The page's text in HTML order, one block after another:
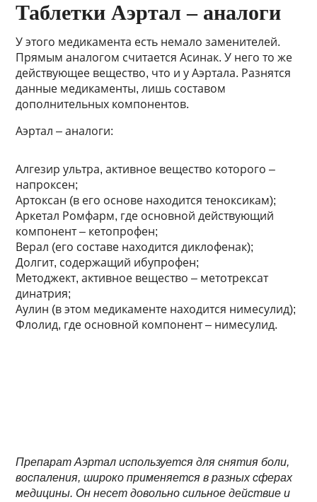
Таблетки Аэртал – аналоги
У этого медикамента есть немало заменителей.
Прямым аналогом считается Асинак. У него то же
действующее вещество, что и у Аэртала. Разнятся
данные медикаменты, лишь составом
дополнительных компонентов.
Аэртал – аналоги:
Алгезир ультра, активное вещество которого –
напроксен;
Артоксан (в его основе находится теноксикам);
Аркетал Ромфарм, где основной действующий
компонент – кетопрофен;
Верал (его составе находится диклофенак);
Долгит, содержащий ибупрофен;
Методжект, активное вещество – метотрексат
динатрия;
Аулин (в этом медикаменте находится нимесулид);
Флолид, где основной компонент – нимесулид.
Препарат Аэртал используется для снятия боли,
воспаления, широко применяется в разных сферах
медицины. Он несет довольно сильное действие и